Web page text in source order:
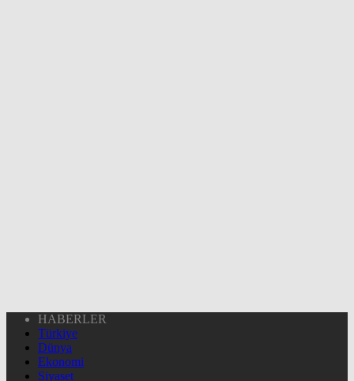
HABERLER
Türkiye
Dünya
Ekonomi
Siyaset